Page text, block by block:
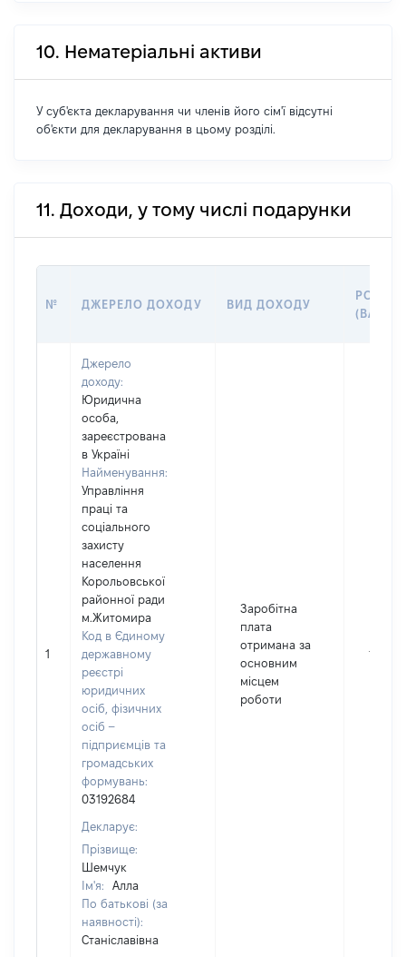
10. Нематеріальні активи
У суб'єкта декларування чи членів його сім'ї відсутні
об'єкти для декларування в цьому розділі.
11. Доходи, у тому числі подарунки
№ ДЖЕРЕЛО ДОХОДУ ВИД ДОХОДУ
РОЗМІР
1
Джерело
доходу:
Юридична
особа,
зареєстрована
в Україні
Найменування:
Управління
праці та
соціального
захисту
населення
Корольовської
районної ради
м.Житомира
Код в Єдиному
державному
реєстрі
юридичних
осіб, фізичних
осіб –
підприємців та
громадських
формувань:
03192684
Декларує:
Прізвище:
Шемчук
Ім'я:
Алла
По батькові (за
наявності):
Станіславівна
Заробітна
плата
отримана за
основним
місцем
роботи
107947